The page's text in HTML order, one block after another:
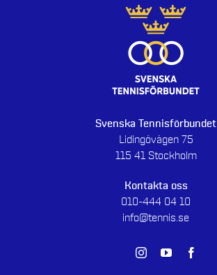
Svenska Tennisförbundet
Lidingövägen 75
115 41 Stockholm
Kontakta oss
010-444 04 10
info@tennis.se